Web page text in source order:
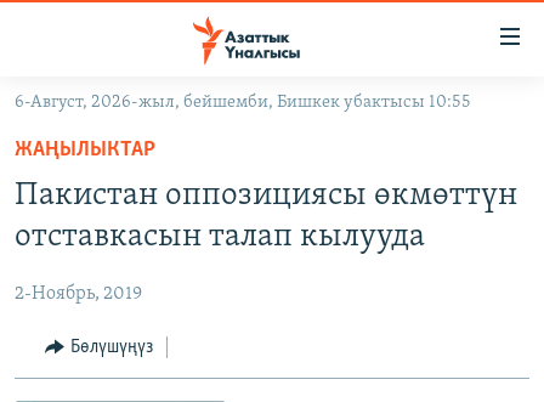
Навигацияга
өтүңүз
Издөөгө
салыңыз
ЭКОНОМИКА
МАДАНИЯТ
БОРБОР АЗИЯ
АТАЙЫН ИЛИКТӨӨ
ТВ ПРОГРАММАЛАР
6-Август, 2026-жыл, бейшемби, Бишкек убактысы 10:55
ЖАҢЫЛЫКТАР
Пакистан оппозициясы өкмөттүн
отставкасын талап кылууда
2-Ноябрь, 2019
Бөлүшүңүз